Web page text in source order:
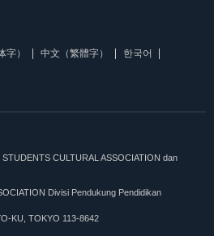
字） 中文（繁體字）
한국어
CULTURAL ASSOCIATION dan
Divisi Pendukung Pendidikan
KU, TOKYO 113-8642